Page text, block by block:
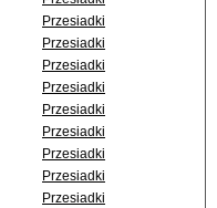
Przesiadki
Przesiadki
Przesiadki
Przesiadki
Przesiadki
Przesiadki
Przesiadki
Przesiadki
Przesiadki